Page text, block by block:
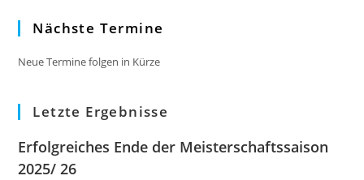
Nächste Termine
Neue Termine folgen in Kürze
Letzte Ergebnisse
Erfolgreiches Ende der Meisterschaftssaison
2025/ 26